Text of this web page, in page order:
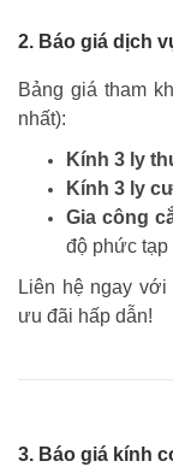
2. Báo giá dịch
Bảng giá tham
nhất):
Kính 3 ly
Kính 3 ly
Gia công
độ phức
Liên hệ ngay
ưu đãi hấp dẫn!
3. Báo giá kính